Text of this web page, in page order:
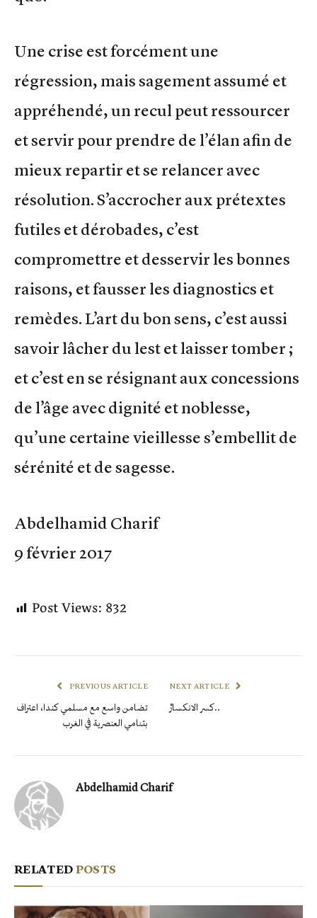
Une crise est forcément une
régression, mais sagement assumé et
appréhendé, un recul peut ressourcer
et servir pour prendre de l’élan afin de
mieux repartir et se relancer avec
résolution. S’accrocher aux prétextes
futiles et dérobades, c’est
compromettre et desservir les bonnes
raisons, et fausser les diagnostics et
remèdes. L’art du bon sens, c’est aussi
savoir lâcher du lest et laisser tomber ;
et c’est en se résignant aux concessions
de l’âge avec dignité et noblesse,
qu’une certaine vieillesse s’embellit de
sérénité et de sagesse.
Abdelhamid Charif
9 février 2017
Post Views: 832
PREVIOUS ARTICLE
تضامن واسع مع مسلمي كندا، اعتراف
بتنامي العنصرية في الغرب
NEXT ARTICLE
كسر الانكسارْ..
Abdelhamid Charif
RELATEDPOSTS